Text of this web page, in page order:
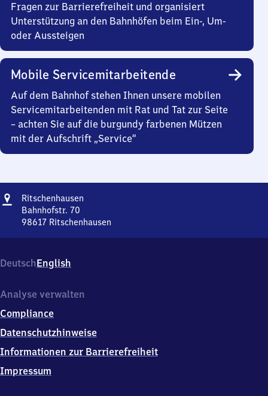
Fragen zur Barrierefreiheit und organisiert
Unterstützung an den Bahnhöfen beim Ein-, Um-
oder Aussteigen
Mobile Servicemitarbeitende
Auf dem Bahnhof stehen Ihnen unsere mobilen
Servicemitarbeitenden mit Rat und Tat zur Seite
– achten Sie auf die burgundy farbenen Mützen
mit der Aufschrift „Service“
Adresse
Ritschenhausen
Bahnhofstr. 70
98617 Ritschenhausen
70,
9
6
7
Ritschenhausen
DeutschEnglish
Analyse verwalten
Compliance
Datenschutzhinweise
Informationen zur Barrierefreiheit
Impressum